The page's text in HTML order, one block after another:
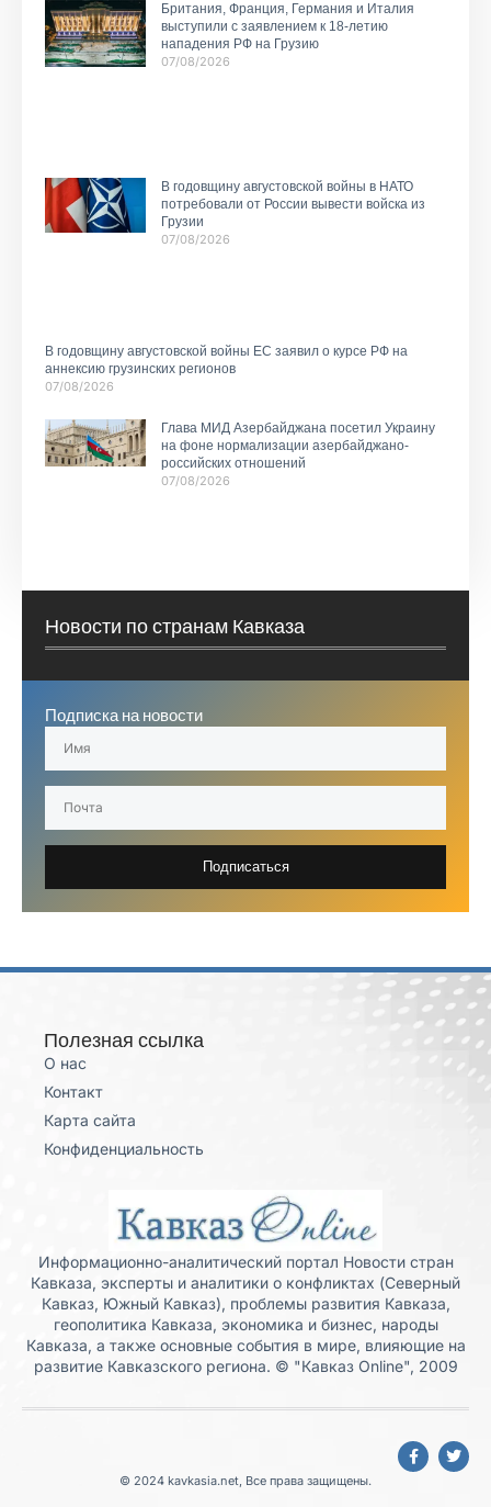
Британия, Франция, Германия и Италия
выступили с заявлением к 18-летию
нападения РФ на Грузию
07/08/2026
В годовщину августовской войны в НАТО
потребовали от России вывести войска из
Грузии
07/08/2026
В годовщину августовской войны ЕС заявил о курсе РФ на
аннексию грузинских регионов
07/08/2026
Глава МИД Азербайджана посетил Украину
на фоне нормализации азербайджано-
российских отношений
07/08/2026
Новости по странам Кавказа
Подписка на новости
Подписаться
Полезная ссылка
О нас
Контакт
Карта сайта
Конфиденциальность
Информационно-аналитический портал Новости стран
Кавказа, эксперты и аналитики о конфликтах (Северный
Кавказ, Южный Кавказ), проблемы развития Кавказа,
геополитика Кавказа, экономика и бизнес, народы
Кавказа, а также основные события в мире, влияющие на
развитие Кавказского региона. © "Кавказ Online", 2009
© 2024 kavkasia.net, Все права защищены.